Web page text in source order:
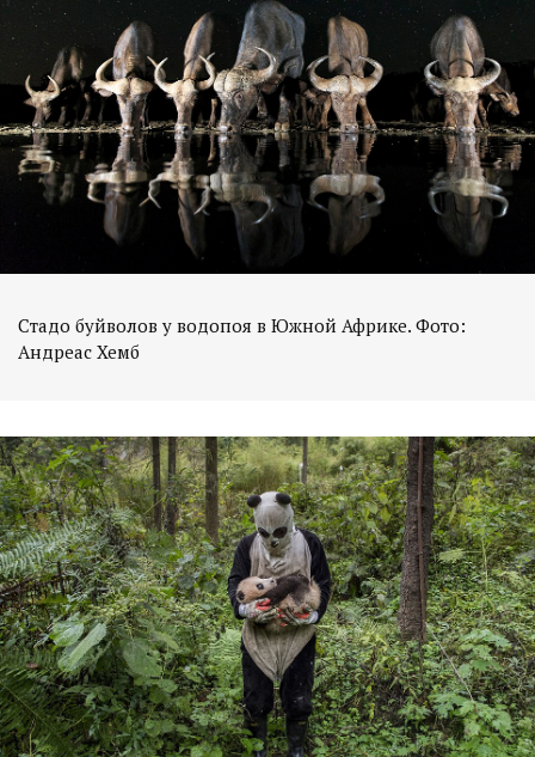
Стадо буйволов у водопоя в Южной Африке. Фото:
Андреас Хемб